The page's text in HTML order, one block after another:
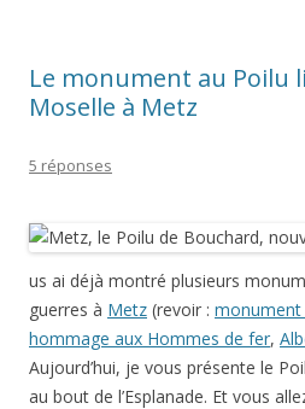
Le monument au Poilu
Moselle à Metz
5 réponses
us ai déjà montré plusieurs
guerres à Metz (revoir : monument
hommage aux Hommes de fer,
Aujourd’hui, je vous présente le
au bout de l’Esplanade. Et vous